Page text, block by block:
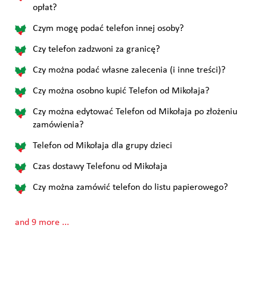
opłat?
Czym mogę podać telefon innej osoby?
Czy telefon zadzwoni za granicę?
Czy można podać własne zalecenia (i inne treści)?
Czy można osobno kupić Telefon od Mikołaja?
Czy można edytować Telefon od Mikołaja po złożeniu
zamówienia?
Telefon od Mikołaja dla grupy dzieci
Czas dostawy Telefonu od Mikołaja
Czy można zamówić telefon do listu papierowego?
and 9 more ...